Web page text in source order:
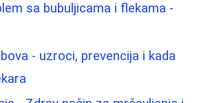
sa bubuljicama i flekama -
- uzroci, prevencija i kada